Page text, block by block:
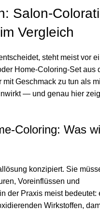
Salon-
Vergleich
steht meist vor
Home-Coloring-Set aus
Geschmack zu tun als
— und genau hier
Coloring: Was
konzipiert. Sie
Voreinflüssen und
der Praxis meist bedeutet:
Wirkstoffen,